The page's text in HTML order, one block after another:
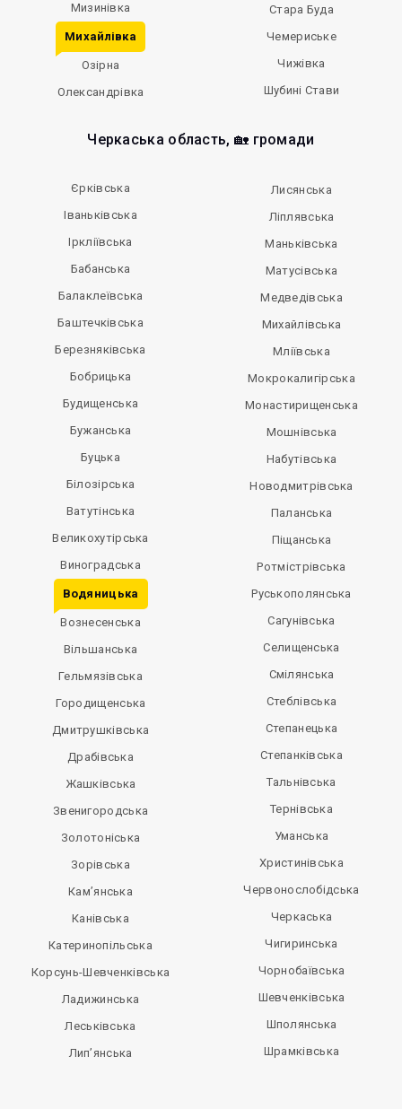
Мизинівка
Михайлівка
Озірна
Олександрівка
Стара Буда
Чемериське
Чижівка
Шубині Стави
Черкаська область, 🏡 громади
Єрківська
Іваньківська
Іркліївська
Бабанська
Балаклеївська
Баштечківська
Березняківська
Бобрицька
Будищенська
Бужанська
Буцька
Білозірська
Ватутінська
Великохутірська
Виноградська
Водяницька
Вознесенська
Вільшанська
Гельмязівська
Городищенська
Дмитрушківська
Драбівська
Жашківська
Звенигородська
Золотоніська
Зорівська
Кам’янська
Канівська
Катеринопільська
Корсунь-Шевченківська
Ладижинська
Леськівська
Лип’янська
Лисянська
Ліплявська
Маньківська
Матусівська
Медведівська
Михайлівська
Мліївська
Мокрокалигірська
Монастирищенська
Мошнівська
Набутівська
Новодмитрівська
Паланська
Піщанська
Ротмістрівська
Руськополянська
Сагунівська
Селищенська
Смілянська
Стеблівська
Степанецька
Степанківська
Тальнівська
Тернівська
Уманська
Христинівська
Червонослобідська
Черкаська
Чигиринська
Чорнобаївська
Шевченківська
Шполянська
Шрамківська